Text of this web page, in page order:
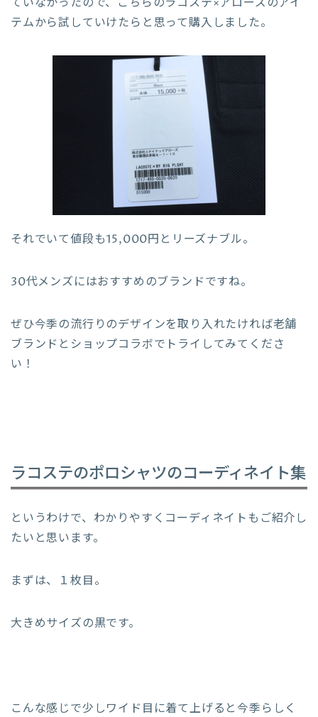
テムから試していけたらと思って購入しました。
それでいて値段も15,000円とリーズナブル。
30代メンズにはおすすめのブランドですね。
ぜひ今季の流行りのデザインを取り入れたければ老舗
ブランドとショップコラボでトライしてみてくださ
い！
ラコステのポロシャツのコーディネイト集
というわけで、わかりやすくコーディネイトもご紹介し
たいと思います。
まずは、１枚目。
大きめサイズの黒です。
こんな感じで少しワイド目に着て上げると今季らしく